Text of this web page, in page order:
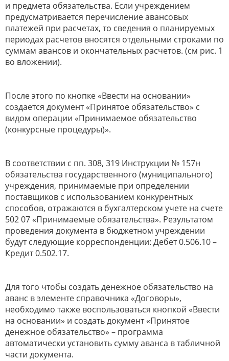
и предмета обязательства. Если учреждением
предусматривается перечисление авансовых
платежей при расчетах, то сведения о планируемых
периодах расчетов вносятся отдельными строками по
суммам авансов и окончательных расчетов. (см рис. 1
во вложении).
После этого по кнопке «Ввести на основании»
создается документ «Принятое обязательство» с
видом операции «Принимаемое обязательство
(конкурсные процедуры)».
В соответствии с пп. 308, 319 Инструкции № 157н
обязательства государственного (муниципального)
учреждения, принимаемые при определении
поставщиков с использованием конкурентных
способов, отражаются в бухгалтерском учете на счете
502 07 «Принимаемые обязательства». Результатом
проведения документа в бюджетном учреждении
будут следующие корреспонденции: Дебет 0.506.10 –
Кредит 0.502.17.
Для того чтобы создать денежное обязательство на
аванс в элементе справочника «Договоры»,
необходимо также воспользоваться кнопкой «Ввести
на основании» и создать документ «Принятое
денежное обязательство» – программа
автоматически установить сумму аванса в табличной
части документа.